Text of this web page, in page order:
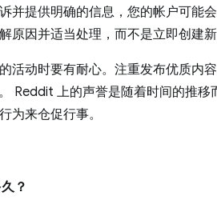
并提供明确的信息，您的帐户可能
原因并适当处理，而不是立即创建
活动时要有耐心。注重发布优质内
Reddit 上的声誉是随着时间的推移
为来仓促行事。
？